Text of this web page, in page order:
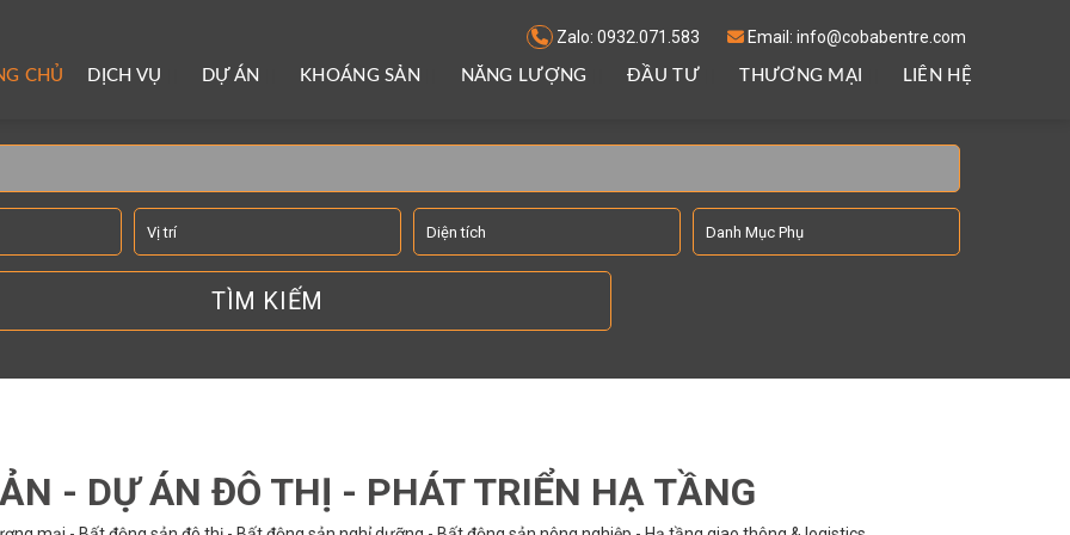
Zalo: 0932.071.583 Email: info@cobabentre.com
CHỦ DỊCH VỤ DỰ ÁN KHOÁNG SẢN NĂNG LƯỢNG ĐẦU TƯ THƯƠNG MẠI LIÊN HỆ
- DỰ ÁN ĐÔ THỊ - PHÁT TRIỂN HẠ TẦNG